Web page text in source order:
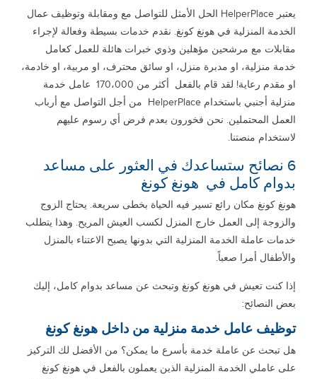
يعتبر HelperPlace الحل الأمثل للتواصل مع ومقابلة وتوظيف عمال
الخدمة المنزلية في هونغ كونغ. نقدم خدمات بسيطة وفعالة لإجراء
مقابلات مع مرشحين مؤهلين وذوي خبرات هائلة للعمل كعامل
خدمة منزلية، او مدبرة منزل، او سائق محترف، او مربية، او خادمة،
او مقدم رعاية! لقد قام بالفعل أكثر من 170،000 عامل خدمة
منزلية أجنبي باستخدام HelperPlace من أجل التواصل مع أرباب
العمل المحتملين. نحن فخورون بعدم فرض أي رسوم عليهم
لاستخدام منصتنا.
6 نصائح ستساعدك في العثور على مساعد
بدوام كامل في هونغ كونغ
هونغ كونغ مكان رائع تسير فيه الحياة بخطى سريعة. يحتاج الزوج
والزوجة إلى العمل خارج المنزل لكسب العيش المريح. وهذا يتطلب
خدمات عاملة الخدمة المنزلية التي بدونها يصبح الاعتناء بالمنزل
والأطفال أمرا صعباً.
إذا كنت تعيش في هونغ كونغ وتبحث عن مساعد بدوام كامل، إليك
بعض النصائح:
توظيف عامل خدمة منزلية من داخل هونغ كونغ
هل تبحث عن عاملة خدمة بأسرع ما يمكن؟ من الأفضل لك التركيز
على عاملي الخدمة المنزلية الذين يعملون بالفعل في هونغ كونغ